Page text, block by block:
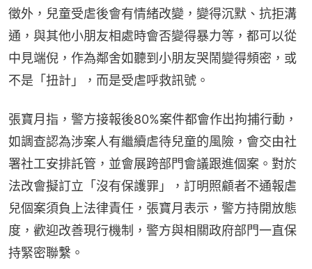
徵外，兒童受虐後會有情緒改變，變得沉默、抗拒溝
通，與其他小朋友相處時會否變得暴力等，都可以從
中見端倪，作為鄰舍如聽到小朋友哭鬧變得頻密，或
不是「扭計」，而是受虐呼救訊號。
張寶月指，警方接報後80%案件都會作出拘捕行動，
如調查認為涉案人有繼續虐待兒童的風險，會交由社
署社工安排託管，並會展跨部門會議跟進個案。對於
法改會擬訂立「沒有保護罪」，訂明照顧者不通報虐
兒個案須負上法律責任，張寶月表示，警方持開放態
度，歡迎改善現行機制，警方與相關政府部門一直保
持緊密聯繫。